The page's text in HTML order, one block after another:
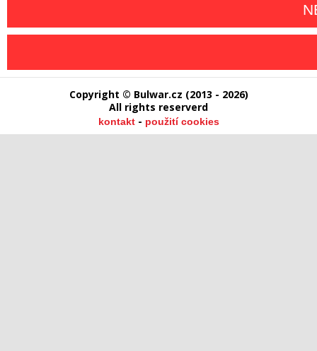
Copyright © Bulwar.cz (2013 - 2026)
All rights reserverd
kontakt- použití cookies